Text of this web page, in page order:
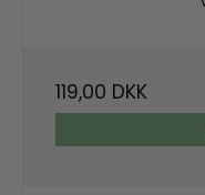
119,00 DKK